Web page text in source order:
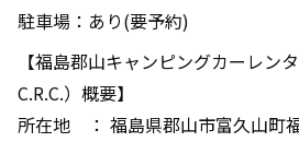
駐車場：あり(要予約)
【福島郡山キャンピングカーレン
C.R.C.）概要】
所在地 ： 福島県郡山市富久山町